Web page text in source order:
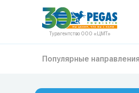
На главную
Турагентство ООО «ЦМТ»
Популярные направления